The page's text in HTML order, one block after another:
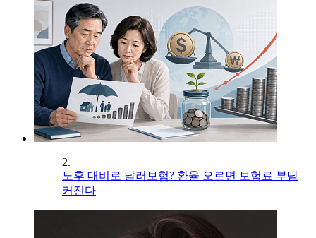
2.
노후 대비로 달러보험? 환율 오르면 보험료 부담
커진다